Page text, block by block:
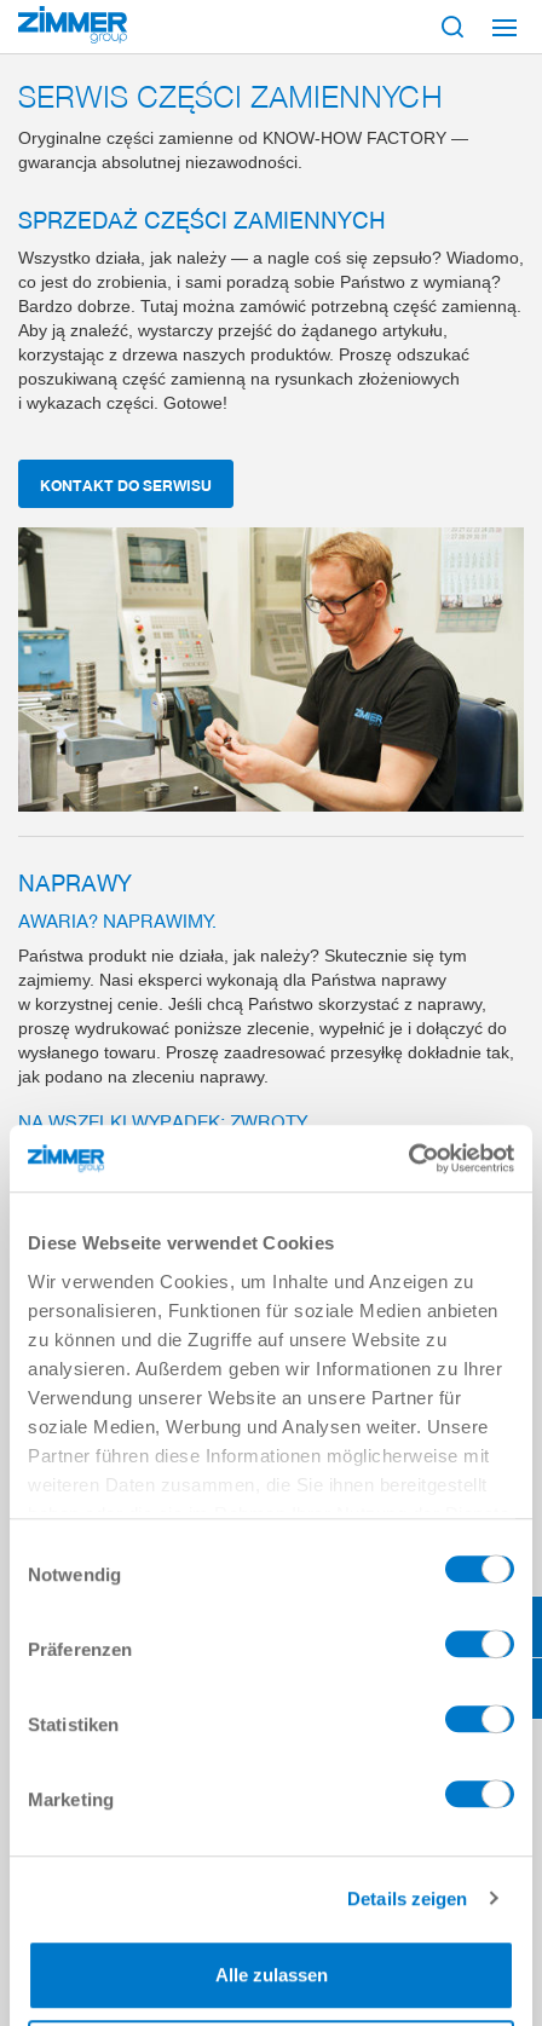
Diese Webseite verwendet Cookies
Wir verwenden Cookies, um Inhalte und Anzeigen zu
personalisieren, Funktionen für soziale Medien anbieten
zu können und die Zugriffe auf unsere Website zu
analysieren. Außerdem geben wir Informationen zu Ihrer
Verwendung unserer Website an unsere Partner für
soziale Medien, Werbung und Analysen weiter. Unsere
Partner führen diese Informationen möglicherweise mit
weiteren Daten zusammen, die Sie ihnen bereitgestellt
Notwendig
Präferenzen
Statistiken
Marketing
Details zeigen
Alle zulassen
Start Serwis i kontakt
SERWIS CZĘŚCI ZAMIENNYCH
Oryginalne części zamienne od KNOW-HOW FACTORY —
gwarancja absolutnej niezawodności.
SPRZEDAŻ CZĘŚCI ZAMIENNYCH
Wszystko działa, jak należy — a nagle coś się zepsuło? Wiadomo,
co jest do zrobienia, i sami poradzą sobie Państwo z wymianą?
Bardzo dobrze. Tutaj można zamówić potrzebną część zamienną.
Aby ją znaleźć, wystarczy przejść do żądanego artykułu,
korzystając z drzewa naszych produktów. Proszę odszukać
poszukiwaną część zamienną na rysunkach złożeniowych
i wykazach części. Gotowe!
KONTAKT DO SERWISU
NAPRAWY
AWARIA? NAPRAWIMY.
Państwa produkt nie działa, jak należy? Skutecznie się tym
zajmiemy. Nasi eksperci wykonają dla Państwa naprawy
w korzystnej cenie. Jeśli chcą Państwo skorzystać z naprawy,
proszę wydrukować poniższe zlecenie, wypełnić je i dołączyć do
wysłanego towaru. Proszę zaadresować przesyłkę dokładnie tak,
jak podano na zleceniu naprawy.
NA WSZELKI WYPADEK: ZWROTY.
Jeśli chcą Państwo zwrócić dostarczony produkt, nie stanowi to
żadnego problemu. Aby przesyłka trafiła u nas pod właściwe
Proszę zaadresować przesyłkę dokładnie tak, jak podano na
formularzu zwrotu.
Jeśli mają Państwo jeszcze jakieś pytania, prosimy o kontakt
telefoniczny z naszym serwisem.
KONTAKT DO SERWISU
DANE OSOBOWE